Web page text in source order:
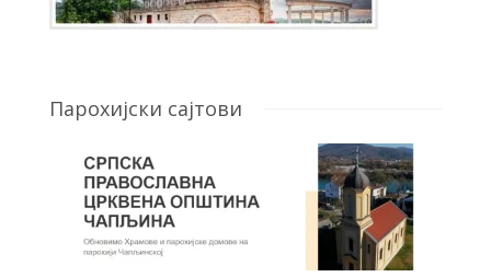
Парохијски сајтови